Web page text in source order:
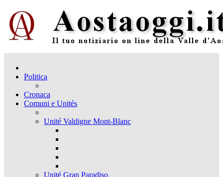
Politica
Cronaca
Comuni e Unités
Unité Valdigne Mont-Blanc
Unité Gran Paradiso